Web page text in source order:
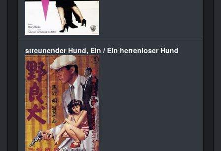
streunender Hund, Ein / Ein herrenloser Hund